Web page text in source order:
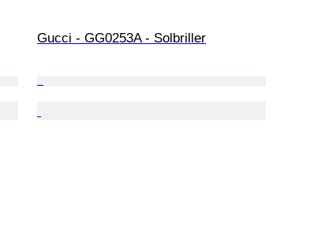
Gucci - GG0253A - Solbriller